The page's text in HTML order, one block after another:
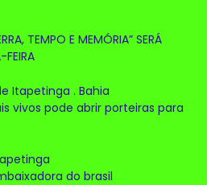
TEMPO E MEMÓRIA” SERÁ
FEIRA
Itapetinga . Bahia
vivos pode abrir porteiras para
do brasil